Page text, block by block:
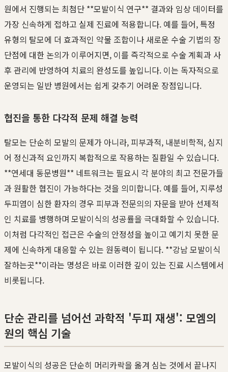
원에서 진행되는 최첨단 **모발이식 연구** 결과와 임상 데이터를
가장 신속하게 접하고 실제 진료에 적용합니다. 예를 들어, 특정
유형의 탈모에 더 효과적인 약물 조합이나 새로운 수술 기법의 장
단점에 대한 논의가 이루어지면, 이를 즉각적으로 수술 계획과 사
후 관리에 반영하여 치료의 완성도를 높입니다. 이는 독자적으로
운영되는 일반 병원에서는 쉽게 갖추기 어려운 장점입니다.
협진을 통한 다각적 문제 해결 능력
탈모는 단순히 모발의 문제가 아니라, 피부과적, 내분비학적, 심지
어 정신과적 요인까지 복합적으로 작용하는 질환일 수 있습니다.
**연세대 동문병원** 네트워크는 필요시 각 분야의 최고 전문가들
과 원활한 협진이 가능하다는 것을 의미합니다. 예를 들어, 지루성
두피염이 심한 환자의 경우 피부과 전문의의 자문을 받아 선제적
인 치료를 병행하며 모발이식의 성공률을 극대화할 수 있습니다.
이처럼 다각적인 접근은 수술의 안정성을 높이고 예기치 못한 문
제에 신속하게 대응할 수 있는 원동력이 됩니다. **강남 모발이식
잘하는곳**이라는 명성은 바로 이러한 깊이 있는 진료 시스템에서
비롯됩니다.
단순 관리를 넘어선 과학적 '두피 재생': 모엠의
원의 핵심 기술
모발이식의 성공은 단순히 머리카락을 옮겨 심는 것에서 끝나지